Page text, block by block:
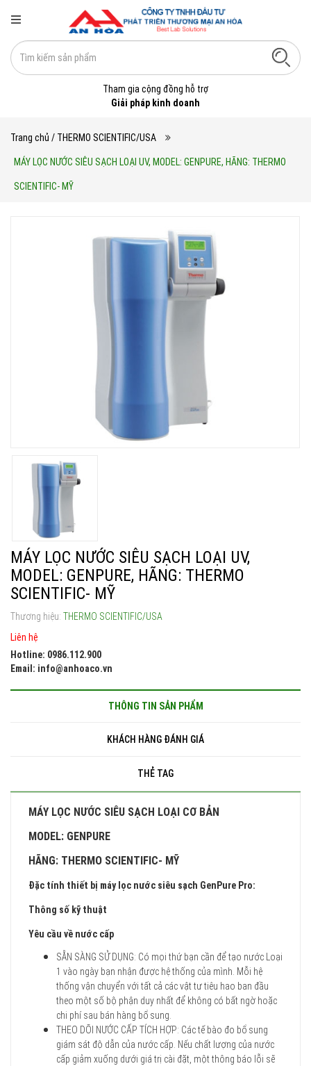
Tham gia cộng đồng hỗ trợ
Giải pháp kinh doanh
Trang chủ / THERMO SCIENTIFIC/USA
MÁY LỌC NƯỚC SIÊU SẠCH LOẠI UV, MODEL: GENPURE, HÃNG: THERMO
SCIENTIFIC- MỸ
MÁY LỌC NƯỚC SIÊU SẠCH LOẠI UV,
MODEL: GENPURE, HÃNG: THERMO
SCIENTIFIC- MỸ
Thương hiệu: THERMO SCIENTIFIC/USA
Liên hệ
Hotline: 0986.112.900
Email: info@anhoaco.vn
THÔNG TIN SẢN PHẨM
KHÁCH HÀNG ĐÁNH GIÁ
THẺ TAG
MÁY LỌC NƯỚC SIÊU SẠCH LOẠI CƠ BẢN
MODEL: GENPURE
HÃNG: THERMO SCIENTIFIC- MỸ
Đặc tính thiết bị máy lọc nước siêu sạch GenPure Pro:
Thông số kỹ thuật
Yêu cầu về nước cấp
SẴN SÀNG SỬ DỤNG: Có mọi thứ bạn cần để tạo nước Loại
1 vào ngày bạn nhận được hệ thống của mình. Mỗi hệ
thống vận chuyển với tất cả các vật tư tiêu hao ban đầu
theo một số bộ phận duy nhất để không có bất ngờ hoặc
chi phí sau bán hàng bổ sung.
THEO DÕI NƯỚC CẤP TÍCH HỢP: Các tế bào đo bổ sung
giám sát độ dẫn của nước cấp. Nếu chất lượng của nước
cấp giảm xuống dưới giá trị cài đặt, một thông báo lỗi sẽ